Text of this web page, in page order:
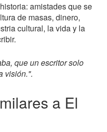
amistades que se
de masas, dinero,
cultural, la vida y la
que un escritor solo
visión.".
a El